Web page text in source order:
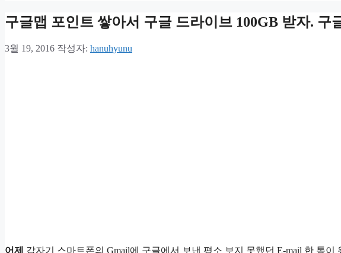
구글맵 포인트 쌓아서 구글 드라이브 100GB 받자. 구
3월 19, 2016 작성자: hanuhyunu
어제 갑자기 스마트폰의 Gmail에 구글에서 보낸 평소 보지 못했던 E-mail 한 통이